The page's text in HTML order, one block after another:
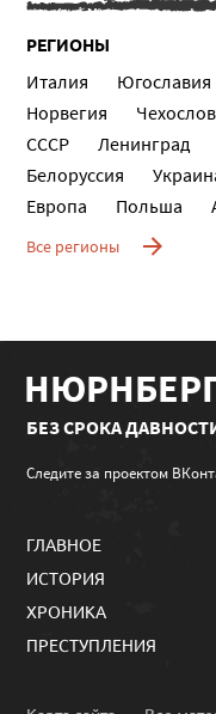
РЕГИОНЫ
Италия Югославия
Норвегия
СССР
Ленинград
Белоруссия
Европа
Польша
Все регионы
БЕЗ СРОКА
Следите за проектом
ГЛАВНОЕ
ИСТОРИЯ
ХРОНИКА
ПРЕСТУПЛЕНИЯ